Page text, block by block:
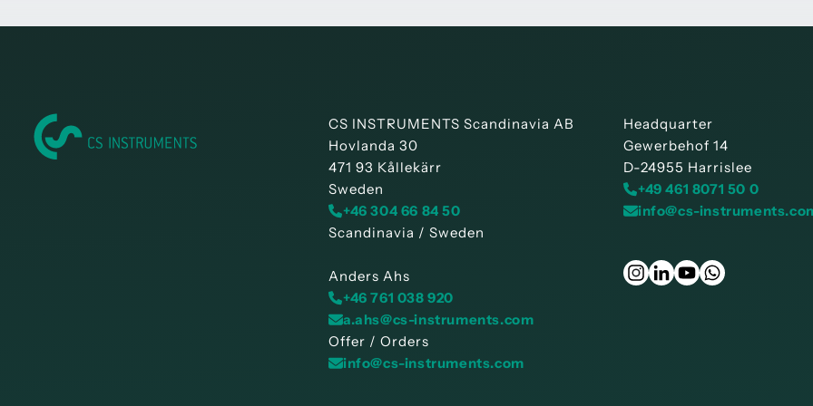
CS INSTRUMENTS Scandinavia AB
Hovlanda 30
471 93 Kållekärr
Sweden
+46 304 66 84 50
Scandinavia / Sweden
Anders Ahs
+46 761 038 920
a.ahs@cs-instruments.com
Offer / Orders
info@cs-instruments.com
Headquarter
Gewerbehof 14
D-24955 Harrislee
+49 461 8071 50 0
info@cs-